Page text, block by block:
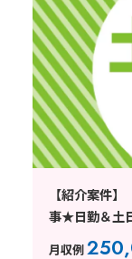
【紹介案件
事★日勤＆土
月収例